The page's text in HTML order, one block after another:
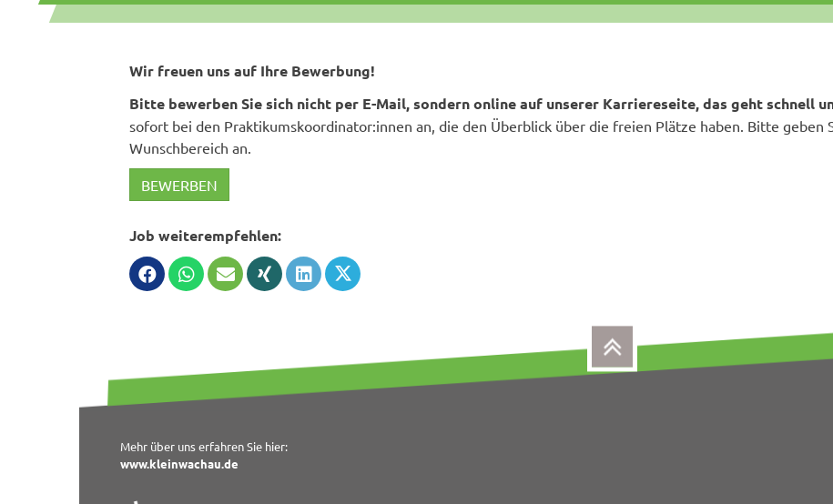
Wir freuen uns auf Ihre Bewerbung!
Bitte bewerben Sie sich nicht per E-Mail, sondern online auf unserer Karriereseite, das geht schnell
sofort bei den Praktikumskoordinator:innen an, die den Überblick über die freien Plätze haben. Bitte geben
Wunschbereich an.
Job weiterempfehlen:
BEWERBEN
Mehr über uns erfahren Sie hier:
www.kleinwachau.de